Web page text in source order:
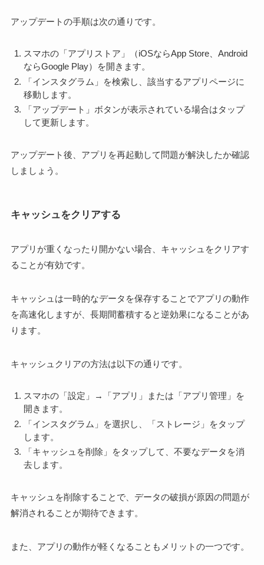
アップデートの手順は次の通りです。
スマホの「アプリストア」（iOSならApp Store、Android
ならGoogle Play）を開きます。
「インスタグラム」を検索し、該当するアプリページに
移動します。
「アップデート」ボタンが表示されている場合はタップ
して更新します。
アップデート後、アプリを再起動して問題が解決したか確認
しましょう。
キャッシュをクリアする
アプリが重くなったり開かない場合、キャッシュをクリアす
ることが有効です。
キャッシュは一時的なデータを保存することでアプリの動作
を高速化しますが、長期間蓄積すると逆効果になることがあ
ります。
キャッシュクリアの方法は以下の通りです。
スマホの「設定」→「アプリ」または「アプリ管理」を
開きます。
「インスタグラム」を選択し、「ストレージ」をタップ
します。
「キャッシュを削除」をタップして、不要なデータを消
去します。
キャッシュを削除することで、データの破損が原因の問題が
解消されることが期待できます。
また、アプリの動作が軽くなることもメリットの一つです。